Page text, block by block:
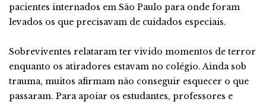
pacientes internados em São Paulo para onde foram
levados os que precisavam de cuidados especiais.
Sobreviventes relataram ter vivido momentos de terror
enquanto os atiradores estavam no colégio. Ainda sob
trauma, muitos afirmam não conseguir esquecer o que
passaram. Para apoiar os estudantes, professores e